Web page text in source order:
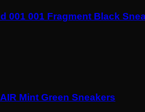
001 001 Fragment Black
Mint Green Sneakers